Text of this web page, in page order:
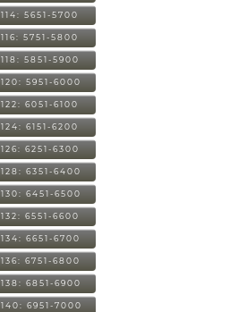
114: 5651-5700
116: 5751-5800
118: 5851-5900
120: 5951-6000
122: 6051-6100
124: 6151-6200
126: 6251-6300
128: 6351-6400
130: 6451-6500
132: 6551-6600
134: 6651-6700
136: 6751-6800
138: 6851-6900
140: 6951-7000